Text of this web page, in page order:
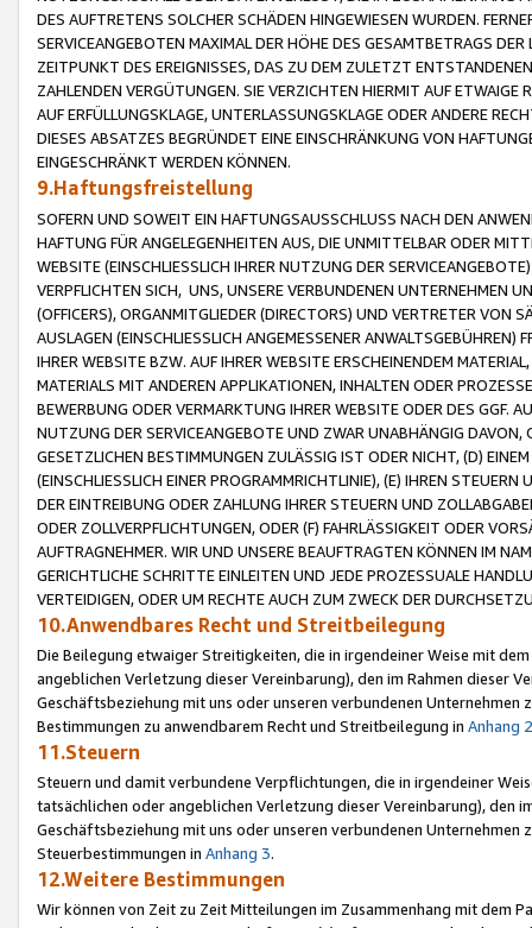
DES AUFTRETENS SOLCHER SCHÄDEN HINGEWIESEN WURDEN.
SERVICEANGEBOTEN MAXIMAL DER HÖHE DES GESAMTBETRAGS
ZEITPUNKT DES EREIGNISSES, DAS ZU DEM ZULETZT
ZAHLENDEN VERGÜTUNGEN. SIE VERZICHTEN HIERMIT AUF
AUF ERFÜLLUNGSKLAGE, UNTERLASSUNGSKLAGE ODER ANDERE
DIESES ABSATZES BEGRÜNDET EINE EINSCHRÄNKUNG VON
EINGESCHRÄNKT WERDEN KÖNNEN.
9.Haftungsfreistellung
SOFERN UND SOWEIT EIN HAFTUNGSAUSSCHLUSS NACH DEN
HAFTUNG FÜR ANGELEGENHEITEN AUS, DIE UNMITTELBAR ODER
WEBSITE (EINSCHLIESSLICH IHRER NUTZUNG DER
VERPFLICHTEN SICH, UNS, UNSERE VERBUNDENEN UNTERNEHMEN
(OFFICERS), ORGANMITGLIEDER (DIRECTORS) UND VERTRETER VON
AUSLAGEN (EINSCHLIESSLICH ANGEMESSENER
IHRER WEBSITE BZW. AUF IHRER WEBSITE ERSCHEINENDEM
MATERIALS MIT ANDEREN APPLIKATIONEN, INHALTEN ODER
BEWERBUNG ODER VERMARKTUNG IHRER WEBSITE ODER DES GGF.
NUTZUNG DER SERVICEANGEBOTE UND ZWAR UNABHÄNGIG
GESETZLICHEN BESTIMMUNGEN ZULÄSSIG IST ODER NICHT, (D)
(EINSCHLIESSLICH EINER PROGRAMMRICHTLINIE), (E) IHREN
DER EINTREIBUNG ODER ZAHLUNG IHRER STEUERN UND
ODER ZOLLVERPFLICHTUNGEN, ODER (F) FAHRLÄSSIGKEIT ODER
AUFTRAGNEHMER. WIR UND UNSERE BEAUFTRAGTEN KÖNNEN IM
GERICHTLICHE SCHRITTE EINLEITEN UND JEDE PROZESSUALE
VERTEIDIGEN, ODER UM RECHTE AUCH ZUM ZWECK DER
10.Anwendbares Recht und Streitbeilegung
Die Beilegung etwaiger Streitigkeiten, die in irgendeiner Weise mit
angeblichen Verletzung dieser Vereinbarung), den im Rahmen dieser
Geschäftsbeziehung mit uns oder unseren verbundenen
Bestimmungen zu anwendbarem Recht und Streitbeilegung in Anhang 2
11.Steuern
Steuern und damit verbundene Verpflichtungen, die in irgendeiner
tatsächlichen oder angeblichen Verletzung dieser Vereinbarung), den
Geschäftsbeziehung mit uns oder unseren verbundenen
Steuerbestimmungen in Anhang 3.
12.Weitere Bestimmungen
Wir können von Zeit zu Zeit Mitteilungen im Zusammenhang mit dem